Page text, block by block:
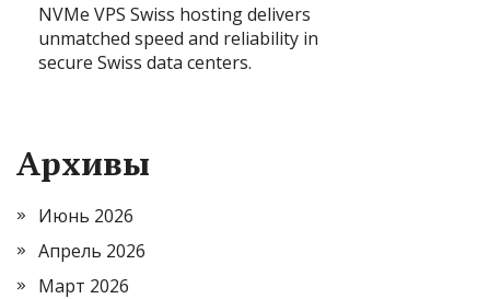
NVMe VPS Swiss hosting delivers
unmatched speed and reliability in
secure Swiss data centers.
Архивы
Июнь 2026
Апрель 2026
Март 2026